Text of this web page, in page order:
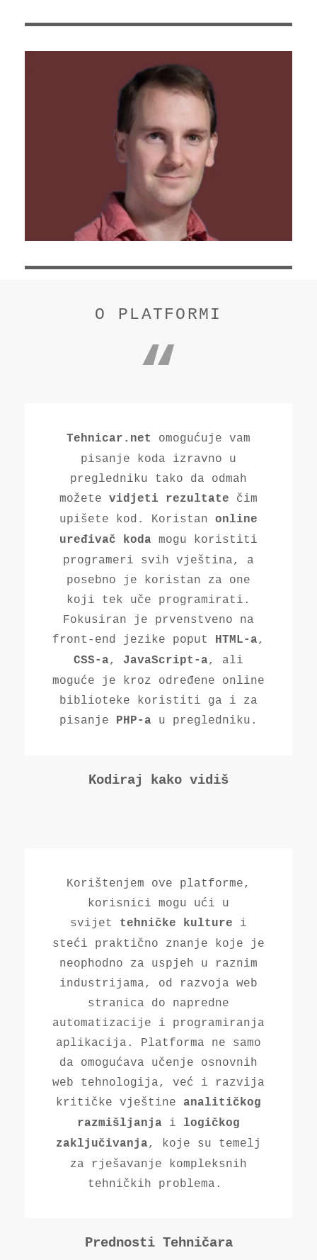
O PLATFORMI
Tehnicar.net omogućuje vam
pisanje koda izravno u
pregledniku tako da odmah
možete vidjeti rezultate čim
upišete kod. Koristan online
uređivač koda mogu koristiti
programeri svih vještina, a
posebno je koristan za one
koji tek uče programirati.
Fokusiran je prvenstveno na
front-end jezike poput
HTML-a,
CSS-a, JavaScript-a, ali
moguće je kroz određene online
biblioteke koristiti ga i za
pisanje
PHP-a u pregledniku.
Kodiraj kako vidiš
Korištenjem ove platforme,
korisnici mogu ući u
svijet tehničke kulture i
steći praktično znanje koje je
neophodno za uspjeh u raznim
industrijama, od razvoja web
stranica do napredne
automatizacije i programiranja
aplikacija. Platforma ne samo
da omogućava učenje osnovnih
web tehnologija, već i razvija
kritičke vještine analitičkog
razmišljanja i logičkog
zaključivanja, koje su temelj
za rješavanje kompleksnih
tehničkih problema.
Prednosti Tehničara